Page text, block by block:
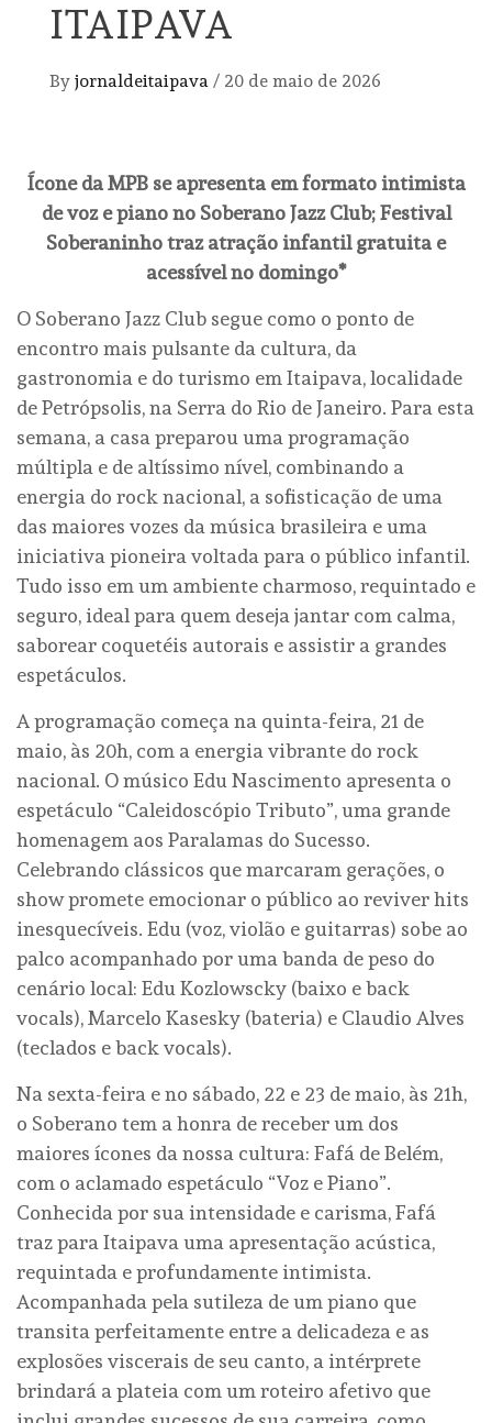
ITAIPAVA
By jornaldeitaipava / 20 de maio de 2026
Ícone da MPB se apresenta em formato intimista
de voz e piano no Soberano Jazz Club; Festival
Soberaninho traz atração infantil gratuita e
acessível no domingo*
O Soberano Jazz Club segue como o ponto de
encontro mais pulsante da cultura, da
gastronomia e do turismo em Itaipava, localidade
de Petrópsolis, na Serra do Rio de Janeiro. Para esta
semana, a casa preparou uma programação
múltipla e de altíssimo nível, combinando a
energia do rock nacional, a sofisticação de uma
das maiores vozes da música brasileira e uma
iniciativa pioneira voltada para o público infantil.
Tudo isso em um ambiente charmoso, requintado e
seguro, ideal para quem deseja jantar com calma,
saborear coquetéis autorais e assistir a grandes
espetáculos.
A programação começa na quinta-feira, 21 de
maio, às 20h, com a energia vibrante do rock
nacional. O músico Edu Nascimento apresenta o
espetáculo “Caleidoscópio Tributo”, uma grande
homenagem aos Paralamas do Sucesso.
Celebrando clássicos que marcaram gerações, o
show promete emocionar o público ao reviver hits
inesquecíveis. Edu (voz, violão e guitarras) sobe ao
palco acompanhado por uma banda de peso do
cenário local: Edu Kozlowscky (baixo e back
vocals), Marcelo Kasesky (bateria) e Claudio Alves
(teclados e back vocals).
Na sexta-feira e no sábado, 22 e 23 de maio, às 21h,
o Soberano tem a honra de receber um dos
maiores ícones da nossa cultura: Fafá de Belém,
com o aclamado espetáculo “Voz e Piano”.
Conhecida por sua intensidade e carisma, Fafá
traz para Itaipava uma apresentação acústica,
requintada e profundamente intimista.
Acompanhada pela sutileza de um piano que
transita perfeitamente entre a delicadeza e as
explosões viscerais de seu canto, a intérprete
brindará a plateia com um roteiro afetivo que